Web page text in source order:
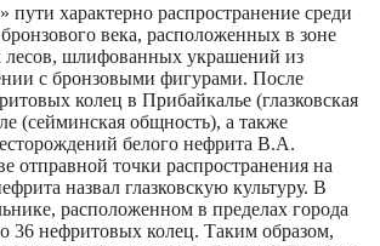
пути характерно распространение среди
бронзового века, расположенных в зоне
лесов, шлифованных украшений из
с бронзовыми фигурами. После
колец в Прибайкалье (глазковская
(сейминская общность), а также
белого нефрита В.А.
отправной точки распространения на
назвал глазковскую культуру. В
расположенном в пределах города
36 нефритовых колец. Таким образом,